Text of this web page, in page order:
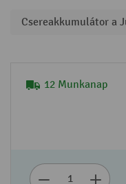
12 Munkanap